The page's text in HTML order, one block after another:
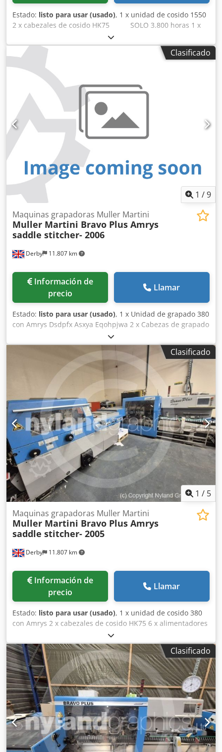
mecánica: Máx.: 14.000 copias/hora.
Estado: listo para usar (usado), 1 x unidad de cosido 1550
2 x cabezales de cosido HK75 SOLO 3.800 horas 1 x
compás lateral SEMKO con rechazo Dsdpfxjv Ap Iwo
Ahpewa 6 x alimentadores de secciones 1551 1 x
alimentador de cubiertas 1528 1 x guillotina trilateral 1565
1 x salida en línea 1564
Clasificado
1 /9
Derby 11.807 km
Maquinas grapadoras Muller Martini
Muller Martini Bravo Plus Amrys
saddle stitcher- 2006
Información de
precio
Llamar
Estado: listo para usar (usado), 1 x Unidad de grapado 380
con Amrys Dsdpfx Asxya Eqohpjwa 2 x Cabezas de grapado
HK75 1 x Control de calibre con rechazo 1 x Monitor de
montura oblicua para hojas 1 x Jogger de avance remoto 5
x Alimentadores de secciones 370 con Amrys 1 x
Alimentador de cubiertas 554 con Amrys 1 x Guillotina
trilateral 449 con Amrys 1 x Entrega apiladora Muller
Martini Perfetto 450
Clasificado
1 / 5
Derby 11.807 km
Maquinas grapadoras Muller Martini
Muller Martini Bravo Plus Amrys
saddle stitcher- 2005
Información de
precio
Llamar
Estado: listo para usar (usado), 1 x unidad de cosido 380
con Amrys 2 x cabezales de cosido HK75 6 x alimentadores
de secciones 370 con Amrys ASIR3 1 x alimentador de
cubiertas 1554 con Amrys 1 x guillotina trilateral 449 con
Amrys 1 x apilador de entrega OMG Dodpfx
Ahovpaubjpjwa
Clasificado